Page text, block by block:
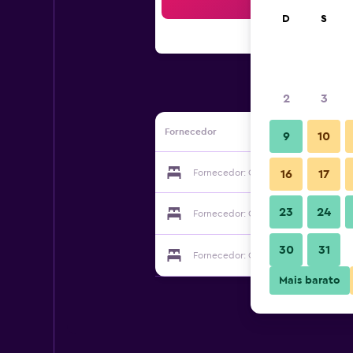
Fornecedor
Fornecedor: Center Hotel Barra da
Fornecedor: Center Hotel Barra da
Fornecedor: Center Hotel Barra da
D S
2 3
9 10
16 17
23 24
30 31
Mais barato